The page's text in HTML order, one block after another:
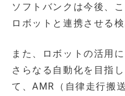
ソフトバンクは今後、
ロボットと連携させる
また、ロボットの活用
さらなる自動化を目指
て、AMR（自律走行搬